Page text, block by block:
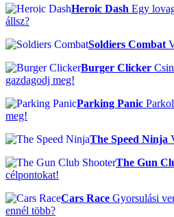
Heroic Dash Egy
állsz?
Soldiers Combat
Burger Clicker
gazdagodj meg!
Parking Panic
meg!
The Speed Ninja
The Gun
célpontokat!
Cars Race Gyorsulási
ennél több?